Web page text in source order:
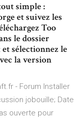
simple :
et suivez les
Too
le dossier
sélectionnez le
la version
- Forum Installer
jobouille; Date
ouverte pour